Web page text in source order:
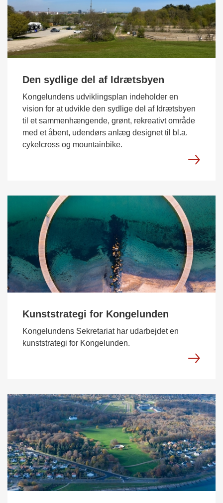
Den sydlige del af Idrætsbyen
Kongelundens udviklingsplan indeholder en
vision for at udvikle den sydlige del af Idrætsbyen
til et sammenhængende, grønt, rekreativt område
med et åbent, udendørs anlæg designet til bl.a.
cykelcross og mountainbike.
Kunststrategi for Kongelunden
Kongelundens Sekretariat har udarbejdet en
kunststrategi for Kongelunden.